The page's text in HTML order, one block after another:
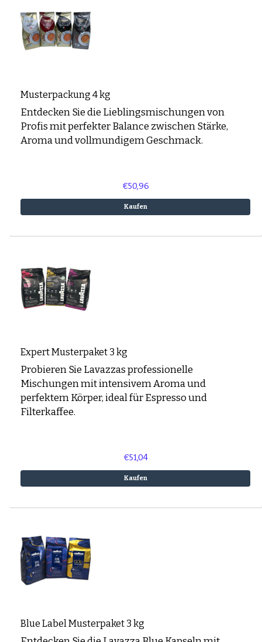
Musterpackung 4 kg
Entdecken Sie die Lieblingsmischungen von
Profis mit perfekter Balance zwischen Stärke,
Aroma und vollmundigem Geschmack.
€50,96
Kaufen
Expert Musterpaket 3 kg
Probieren Sie Lavazzas professionelle
Mischungen mit intensivem Aroma und
perfektem Körper, ideal für Espresso und
Filterkaffee.
€51,04
Kaufen
Blue Label Musterpaket 3 kg